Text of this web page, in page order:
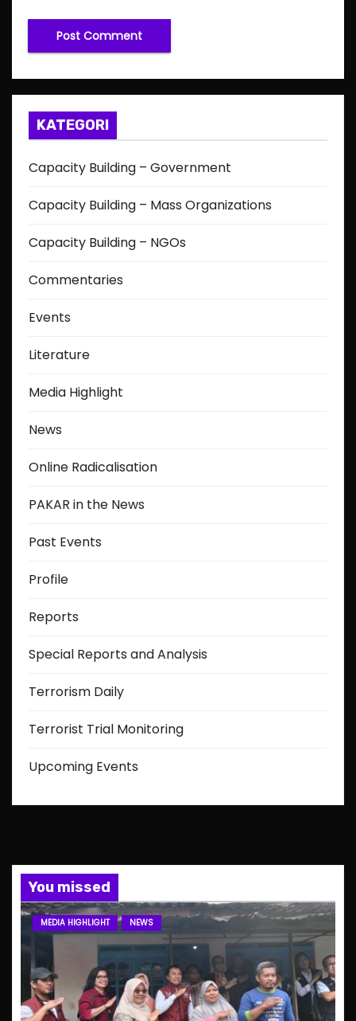
KATEGORI
Capacity Building – Government
Capacity Building – Mass Organizations
Capacity Building – NGOs
Commentaries
Events
Literature
Media Highlight
News
Online Radicalisation
PAKAR in the News
Past Events
Profile
Reports
Special Reports and Analysis
Terrorism Daily
Terrorist Trial Monitoring
Upcoming Events
You missed
MEDIA HIGHLIGHT NEWS